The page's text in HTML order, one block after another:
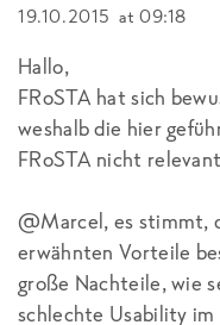
19.10.2015 at 09:18
Hallo,
FRoSTA hat sich
weshalb die hier
FRoSTA nicht
@Marcel, es stimmt,
erwähnten Vorteile
große Nachteile, wie
schlechte Usability im